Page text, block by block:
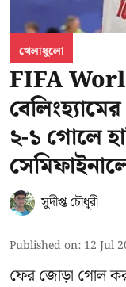
খেলাধুলো
FIFA
২-১ গোলে
সুদীপ্ত চৌধুরী
Published on: 12 Jul
ফের জোড়া গোল